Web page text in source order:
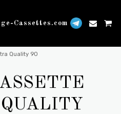
Cassettes.com
Quality 90